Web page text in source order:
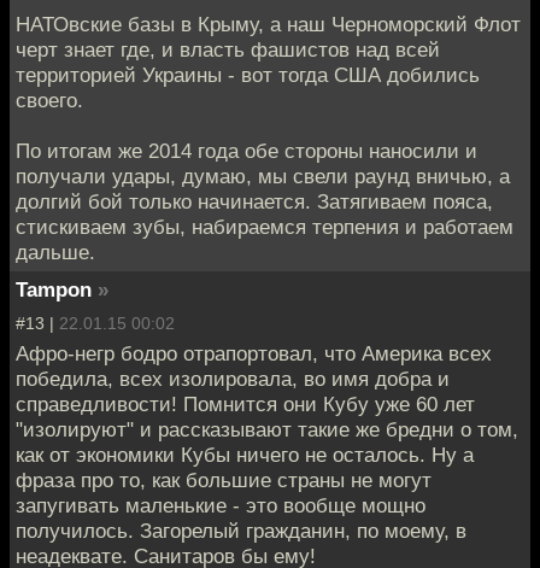
НАТОвские базы в Крыму, а наш Черноморский Флот
черт знает где, и власть фашистов над всей
территорией Украины - вот тогда США добились
своего.
По итогам же 2014 года обе стороны наносили и
получали удары, думаю, мы свели раунд вничью, а
долгий бой только начинается. Затягиваем пояса,
стискиваем зубы, набираемся терпения и работаем
дальше.
Tampon »
#13 | 22.01.15 00:02
Афро-негр бодро отрапортовал, что Америка всех
победила, всех изолировала, во имя добра и
справедливости! Помнится они Кубу уже 60 лет
"изолируют" и рассказывают такие же бредни о том,
как от экономики Кубы ничего не осталось. Ну а
фраза про то, как большие страны не могут
запугивать маленькие - это вообще мощно
получилось. Загорелый гражданин, по моему, в
неадеквате. Санитаров бы ему!